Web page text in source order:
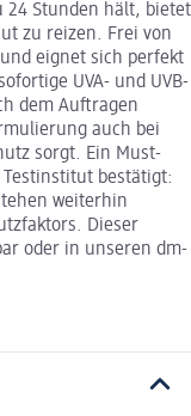
24 Stunden hält, bietet
zu reizen. Frei von
eignet sich perfekt
UVA- und UVB-
dem Auftragen
auch bei
sorgt. Ein Must-
bestätigt:
weiterhin
Dieser
oder in unseren dm-